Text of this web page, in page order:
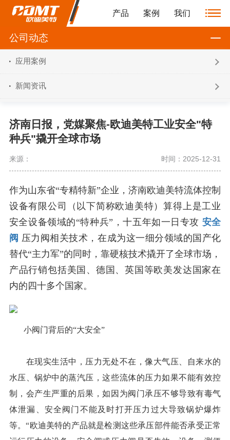
产品 案例 我们
公司动态
应用案例
新闻资讯
济南日报，党媒聚焦-欧迪美特工业安全"特
种兵"撬开全球市场
来源： 时间：2025-12-31
作为山东省“专精特新”企业，济南欧迪美特流体控制
设备有限公司（以下简称欧迪美特）算得上是工业
安全设备领域的“特种兵”，十五年如一日专攻 安全
阀 压力阀相关技术，在成为这一细分领域的国产化
替代“主力军”的同时，靠硬核技术撬开了全球市场，
产品行销包括美国、德国、英国等欧美发达国家在
内的四十多个国家。
小阀门背后的“大安全”
在现实生活中，压力无处不在，像大气压、自来水的
水压、锅炉中的蒸汽压，这些流体的压力如果不能有效控
制，会产生严重的后果，如因为阀门承压不够导致有毒气
体泄漏、安全阀门不能及时打开压力过大导致锅炉爆炸
等。“欧迪美特的产品就是检测这些承压部件能否承受正常